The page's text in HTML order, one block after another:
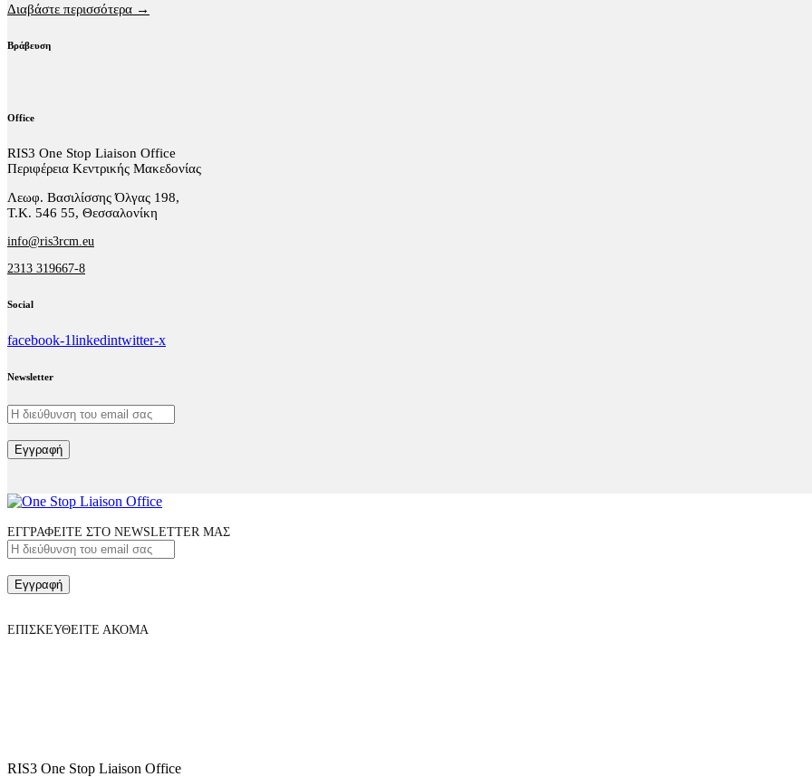
Διαβάστε περισσότερα →
Βράβευση
Office
RIS3 One Stop Liaison Office
Περιφέρεια Κεντρικής Μακεδονίας
Λεωφ. Βασιλίσσης Όλγας 198,
Τ.Κ. 546 55, Θεσσαλονίκη
info@ris3rcm.eu
2313 319667-8
Social
facebook-1linkedintwitter-x
Newsletter
Εγγραφή
ΕΓΓΡΑΦΕΙΤΕ ΣΤΟ NEWSLETTER ΜΑΣ
Εγγραφή
ΕΠΙΣΚΕΥΘΕΙΤΕ ΑΚΟΜΑ
RIS3 One Stop Liaison Office